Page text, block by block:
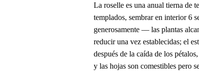
La roselle es una anual tierna de
templados, sembrar en interior 6
generosamente — las plantas
reducir una vez establecidas; el
después de la caída de los
y las hojas son comestibles pero